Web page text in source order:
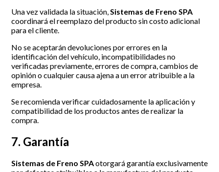
Una vez validada la situación, Sistemas de Freno SPA
coordinará el reemplazo del producto sin costo adicional
para el cliente.
No se aceptarán devoluciones por errores en la
identificación del vehículo, incompatibilidades no
verificadas previamente, errores de compra, cambios de
opinión o cualquier causa ajena a un error atribuible a la
empresa.
Se recomienda verificar cuidadosamente la aplicación y
compatibilidad de los productos antes de realizar la
compra.
7. Garantía
Sistemas de Freno SPAotorgará garantía exclusivamente